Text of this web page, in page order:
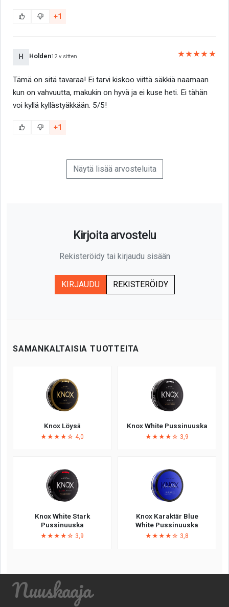
+1
H Holden12 v sitten ★★★★★
Tämä on sitä tavaraa! Ei tarvi kiskoo viittä säkkiä naamaan
kun on vahvuutta, makukin on hyvä ja ei kuse heti. Ei tähän
voi kyllä kyllästyäkkään. 5/5!
+1
Näytä lisää arvosteluita
Kirjoita arvostelu
Rekisteröidy tai kirjaudu sisään
KIRJAUDU REKISTERÖIDY
SAMANKALTAISIA TUOTTEITA
Knox Löysä
★★★★☆ 4,0
Knox White Pussinuuska
★★★★☆ 3,9
Knox White Stark
Pussinuuska
★★★★☆ 3,9
Knox Karaktär Blue
White Pussinuuska
★★★★☆ 3,8
Nuuskaaja